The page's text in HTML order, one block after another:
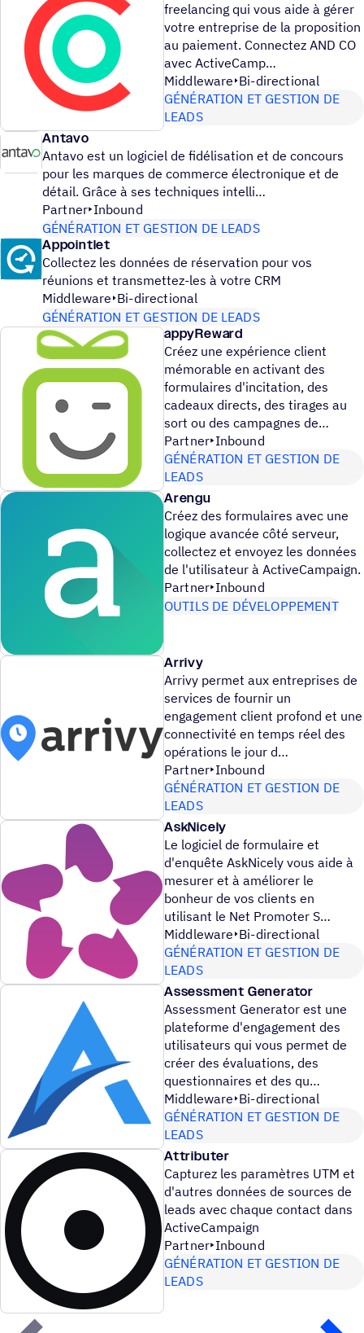
freelancing qui vous aide à gérer
votre entreprise de la proposition
au paiement. Connectez AND CO
avec ActiveCamp
Middleware Bi-directional
GÉNÉRATION ET GESTION DE
LEADS
Antavo
Antavo est un logiciel de fidélisation et de concours
pour les marques de commerce électronique et de
détail. Grâce à ses techniques intelli
Partner Inbound
GÉNÉRATION ET GESTION DE LEADS
Appointlet
Collectez les données de réservation pour vos
réunions et transmettez-les à votre CRM
Middleware Bi-directional
GÉNÉRATION ET GESTION DE LEADS
appyReward
Créez une expérience client
mémorable en activant des
formulaires d'incitation, des
cadeaux directs, des tirages au
sort ou des campagnes de
Partner Inbound
GÉNÉRATION ET GESTION DE
LEADS
Arengu
Créez des formulaires avec une
logique avancée côté serveur,
collectez et envoyez les données
de l'utilisateur à ActiveCampaign.
Partner Inbound
OUTILS DE DÉVELOPPEMENT
Arrivy
Arrivy permet aux entreprises de
services de fournir un
engagement client profond et une
connectivité en temps réel des
opérations le jour d
Partner Inbound
GÉNÉRATION ET GESTION DE
LEADS
AskNicely
Le logiciel de formulaire et
d'enquête AskNicely vous aide à
mesurer et à améliorer le
bonheur de vos clients en
utilisant le Net Promoter S
Middleware Bi-directional
GÉNÉRATION ET GESTION DE
LEADS
Assessment Generator
Assessment Generator est une
plateforme d'engagement des
utilisateurs qui vous permet de
créer des évaluations, des
questionnaires et des qu
Middleware Bi-directional
GÉNÉRATION ET GESTION DE
LEADS
Attributer
Capturez les paramètres UTM et
d'autres données de sources de
leads avec chaque contact dans
ActiveCampaign
Partner Inbound
GÉNÉRATION ET GESTION DE
LEADS